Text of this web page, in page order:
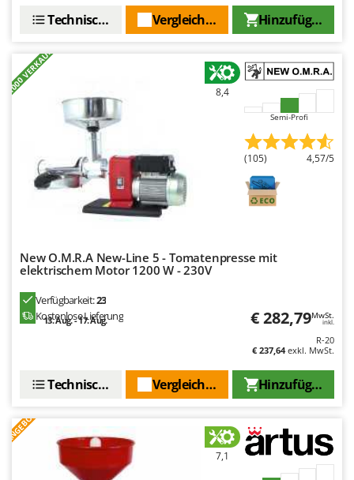
Oliviero
OMA
Ompagrill
Ooni
Oriental Koshin
P
Palazzetti
Palumbo Pavi
Partisani
Pramac
R.G.V.
Hinzufügen
Vergleichen Sie
Technische Daten
+1000 VERKAUFT 8,4
Semi-Profi
(105) 4,57/5
New O.M.R.A New-Line 5 - Tomatenpresse mit
elektrischem Motor 1200 W - 230V
Verfügbarkeit:23
Kostenlose Lieferung
13. Aug. - 17. Aug. € 282,79MwSt.
inkl.
R-20
€ 237,64exkl. MwSt.
Hinzufügen
Vergleichen Sie
Technische Daten
ANGEBOT
7,1